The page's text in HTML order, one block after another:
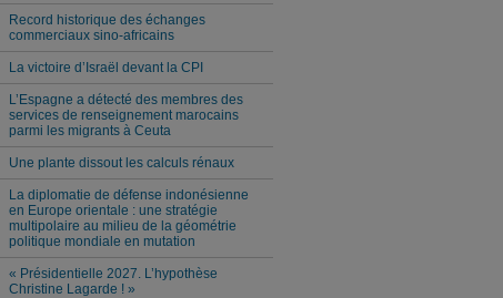
Record historique des échanges
commerciaux sino-africains
La victoire d’Israël devant la CPI
L’Espagne a détecté des membres des
services de renseignement marocains
parmi les migrants à Ceuta
Une plante dissout les calculs rénaux
La diplomatie de défense indonésienne
en Europe orientale : une stratégie
multipolaire au milieu de la géométrie
politique mondiale en mutation
« Présidentielle 2027. L’hypothèse
Christine Lagarde ! »